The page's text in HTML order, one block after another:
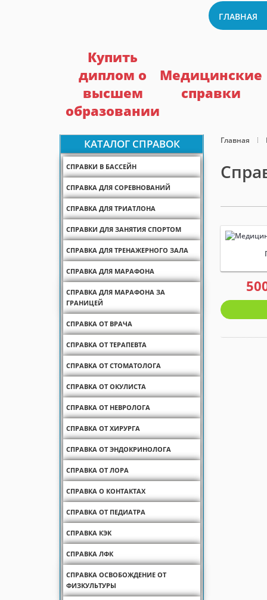
Купить
диплом о
высшем
образовании
Медицинские
справки
ГЛАВНАЯ
Главная
КАТАЛОГ СПРАВОК
СПРАВКИ В БАССЕЙН
СПРАВКА ДЛЯ СОРЕВНОВАНИЙ
СПРАВКА ДЛЯ ТРИАТЛОНА
СПРАВКИ ДЛЯ ЗАНЯТИЯ СПОРТОМ
СПРАВКА ДЛЯ ТРЕНАЖЕРНОГО ЗАЛА
СПРАВКА ДЛЯ МАРАФОНА
СПРАВКА ДЛЯ МАРАФОНА ЗА
ГРАНИЦЕЙ
СПРАВКА ОТ ВРАЧА
СПРАВКА ОТ ТЕРАПЕВТА
СПРАВКА ОТ СТОМАТОЛОГА
СПРАВКА ОТ ОКУЛИСТА
СПРАВКА ОТ НЕВРОЛОГА
СПРАВКА ОТ ХИРУРГА
СПРАВКА ОТ ЭНДОКРИНОЛОГА
СПРАВКА ОТ ЛОРА
СПРАВКА О КОНТАКТАХ
СПРАВКА ОТ ПЕДИАТРА
СПРАВКА КЭК
СПРАВКА ЛФК
СПРАВКА ОСВОБОЖДЕНИЕ ОТ
ФИЗКУЛЬТУРЫ